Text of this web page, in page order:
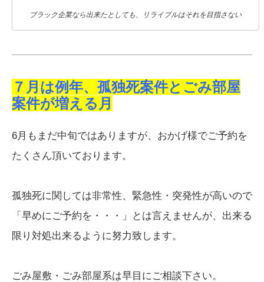
ブラック企業なら出来たとしても、リライブルはそれを目指さない
７月は例年、孤独死案件とごみ部屋
案件が増える月
6月もまだ中旬ではありますが、おかげ様でご予約を
たくさん頂いております。
孤独死に関しては非常性、緊急性・突発性が高いので
「早めにご予約を・・・」とは言えませんが、出来る
限り対処出来るように努力致します。
ごみ屋敷・ごみ部屋系は早目にご相談下さい。